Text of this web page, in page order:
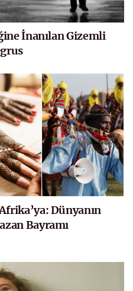
İnanılan Gizemli
Dünyanın
Bayramı